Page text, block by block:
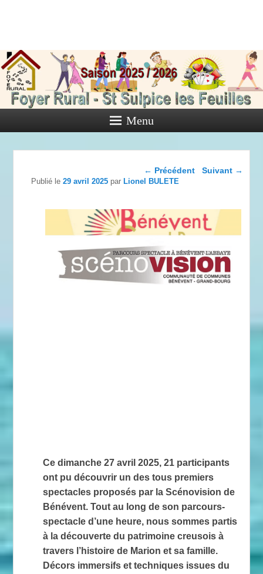
de Saint
Sulpice les
Feuilles
Activités diverses de l'Association
Menu
Navigation dans les
← Précédent Suivant →
Publié le29 avril 2025 parLionel BULETE
Ce dimanche 27 avril 2025, 21 participants
ont pu découvrir un des tous premiers
spectacles proposés par la Scénovision de
Bénévent. Tout au long de son parcours-
spectacle d’une heure, nous sommes partis
à la découverte du patrimoine creusois à
travers l’histoire de Marion et sa famille.
Décors immersifs et techniques issues du